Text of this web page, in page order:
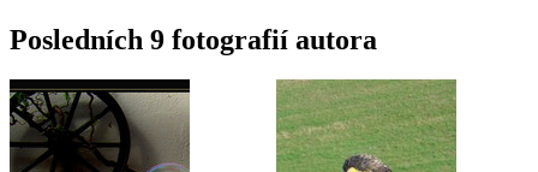
Posledních 9 fotografií autora